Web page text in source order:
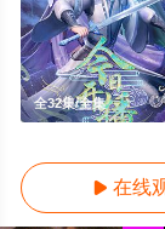
全32集/全集
 在线